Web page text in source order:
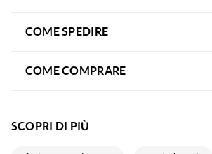
COME SPEDIRE
COME COMPRARE
SCOPRI DI PIÙ